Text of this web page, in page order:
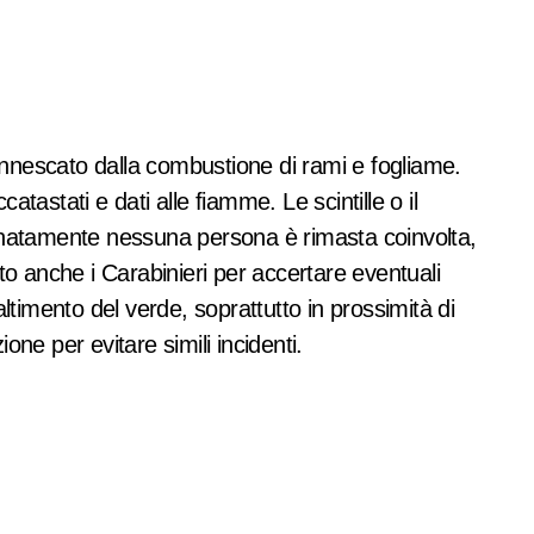
e dati alle fiamme. Le scintille o il
nessuna persona è rimasta coinvolta,
anche i Carabinieri per accertare eventuali
del verde, soprattutto in prossimità di
per evitare simili incidenti.